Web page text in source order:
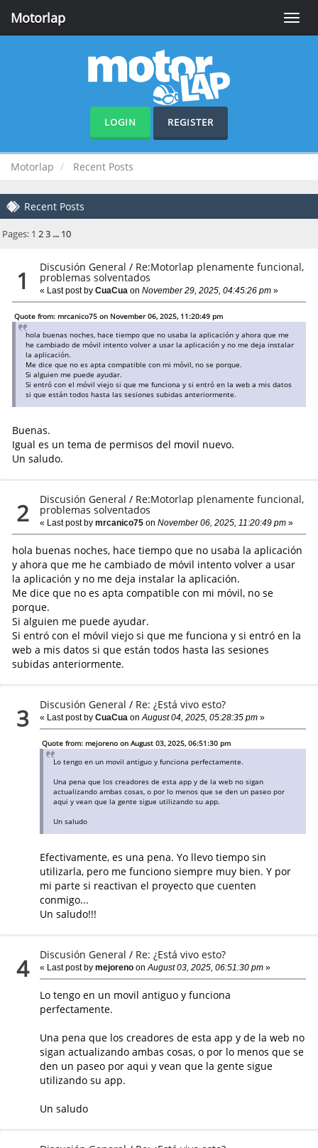
Toggle
Motorlap
LOGIN REGISTER
Motorlap Recent Posts
Recent Posts
Pages: 1 2 3 ... 10
1 Discusión General / Re:Motorlap plenamente funcional,
problemas solventados
« Last post byCuaCua on November 29, 2025, 04:45:26 pm »
Quote from: mrcanico75 on November 06, 2025, 11:20:49 pm
hola buenas noches, hace tiempo que no usaba la aplicación y ahora que me
he cambiado de móvil intento volver a usar la aplicación y no me deja instalar
la aplicación.
Me dice que no es apta compatible con mi móvil, no se porque.
Si alguien me puede ayudar.
Si entró con el móvil viejo si que me funciona y si entró en la web a mis datos
si que están todos hasta las sesiones subidas anteriormente.
Buenas.
Igual es un tema de permisos del movil nuevo.
Un saludo.
2 Discusión General / Re:Motorlap plenamente funcional,
problemas solventados
« Last post bymrcanico75 on November 06, 2025, 11:20:49 pm »
hola buenas noches, hace tiempo que no usaba la aplicación
y ahora que me he cambiado de móvil intento volver a usar
la aplicación y no me deja instalar la aplicación.
Me dice que no es apta compatible con mi móvil, no se
porque.
Si alguien me puede ayudar.
Si entró con el móvil viejo si que me funciona y si entró en la
web a mis datos si que están todos hasta las sesiones
subidas anteriormente.
3 Discusión General / Re: ¿Está vivo esto?
« Last post byCuaCua on August 04, 2025, 05:28:35 pm »
Quote from: mejoreno on August 03, 2025, 06:51:30 pm
Lo tengo en un movil antiguo y funciona perfectamente.
Una pena que los creadores de esta app y de la web no sigan
actualizando ambas cosas, o por lo menos que se den un paseo por
aqui y vean que la gente sigue utilizando su app.
Un saludo
Efectivamente, es una pena. Yo llevo tiempo sin
utilizarla, pero me funciono siempre muy bien. Y por
mi parte si reactivan el proyecto que cuenten
conmigo...
Un saludo!!!
4 Discusión General / Re: ¿Está vivo esto?
« Last post bymejoreno on August 03, 2025, 06:51:30 pm »
Lo tengo en un movil antiguo y funciona
perfectamente.
Una pena que los creadores de esta app y de la web no
sigan actualizando ambas cosas, o por lo menos que se
den un paseo por aqui y vean que la gente sigue
utilizando su app.
Un saludo